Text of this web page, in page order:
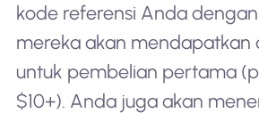
kode referensi Anda
mereka akan mendapatkan
untuk pembelian pertama
$10+). Anda juga akan